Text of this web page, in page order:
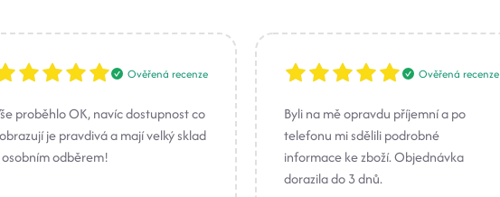
Ověřená recenze
proběhlo OK, navíc dostupnost co
je pravdivá a mají velký sklad
osobním odběrem!
Ověřená recenze
Byli na mě opravdu příjemní a po
telefonu mi sdělili podrobné
informace ke zboží. Objednávka
dorazila do 3 dnů.